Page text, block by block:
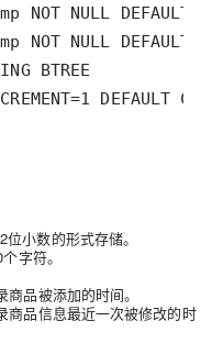
小数的形式存储。
字符。
品被添加的时间。
商品信息最近一次被修改的时